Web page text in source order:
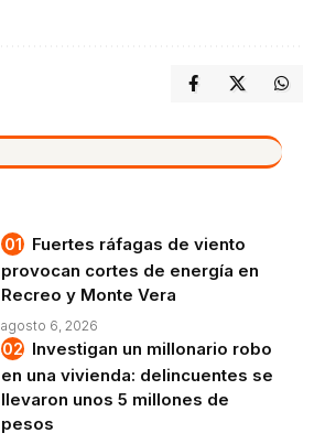
Fuertes ráfagas de viento
provocan cortes de energía en
Recreo y Monte Vera
agosto 6, 2026
Investigan un millonario robo
en una vivienda: delincuentes se
llevaron unos 5 millones de
pesos